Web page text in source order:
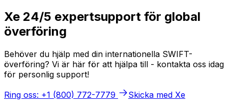
Xe 24/5 expertsupport för global
överföring
Behöver du hjälp med din internationella SWIFT-
överföring? Vi är här för att hjälpa till - kontakta oss idag
för personlig support!
Ring oss: +1 (800) 772-7779
Skicka med Xe